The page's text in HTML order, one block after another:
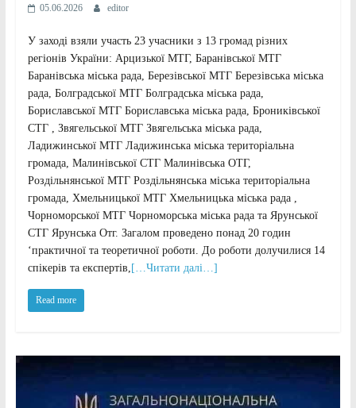
05.06.2026 editor
У заході взяли участь 23 учасники з 13 громад різних
регіонів України: Арцизької МТГ, Баранівської МТГ
Баранівська міська рада, Березівської МТГ Березівська міська
рада, Болградської МТГ Болградська міська рада,
Бориславської МТГ Бориславська міська рада, Брониківської
СТГ , Звягельської МТГ Звягельська міська рада,
Ладижинської МТГ Ладижинська міська територіальна
громада, Малинівської СТГ Малинівська ОТГ,
Роздільнянської МТГ Роздільнянська міська територіальна
громада, Хмельницької МТГ Хмельницька міська рада ,
Чорноморської МТГ Чорноморська міська рада та Ярунської
СТГ Ярунська Отг. Загалом проведено понад 20 годин
‘практичної та теоретичної роботи. До роботи долучилися 14
спікерів та експертів, […Читати далі…]
Read more